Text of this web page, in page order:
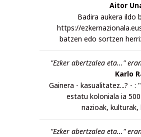
Aitor
Badira aukera ildo
https://
batzen edo sortzen
"Ezker abertzalea eta..."
Karlo
Gainera - kasualitatez...? - :
estatu koloniala ia
nazioak, kulturak,
"Ezker abertzalea eta..."